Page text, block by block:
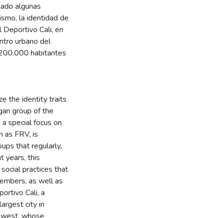
algunas
la identidad de
Cali, en
urbano del
habitantes
the identity traits
group of the
special focus on
as FRV, is
that regularly,
years, this
practices that
as well as
Cali, a
city in